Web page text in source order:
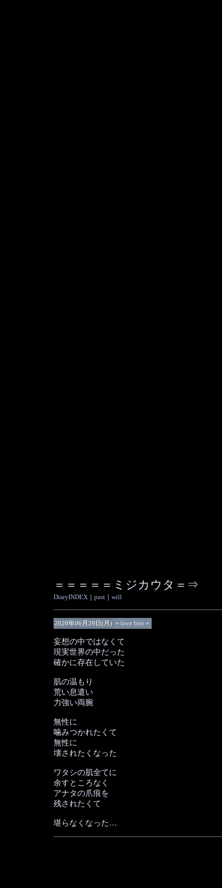
＝＝＝＝＝ミジカウタ＝⇒
DiaryINDEX｜ past｜ will
2020年06月29日(月) ＋love bite＋
妄想の中ではなくて
現実世界の中だった
確かに存在していた
肌の温もり
荒い息遣い
力強い両腕
無性に
噛みつかれたくて
無性に
壊されたくなった
ワタシの肌全てに
余すところなく
アナタの爪痕を
残されたくて
堪らなくなった…